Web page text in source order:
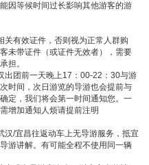
因等候时间过长影响其他游客的游
关有效证件，否则视为正常人群购
未带证件（或证件无效者），需要
担。
出团前一天晚上17：00-22：30与游
时间，次日游览的导游也会提前与
定，我们将会第一时间通知您。一
增加通知人烦请提前注明
/宜昌往返动车上无导游服务，抵宜
游讲解。有可能全程不使用同一辆